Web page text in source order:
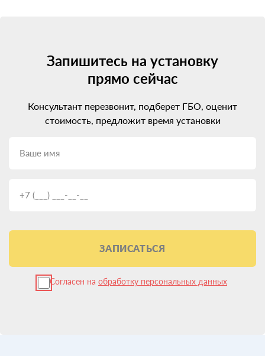
Запишитесь на установку
прямо сейчас
Консультант перезвонит, подберет ГБО, оценит
стоимость, предложит время установки
ЗАПИСАТЬСЯ
Согласен на обработку персональных данных